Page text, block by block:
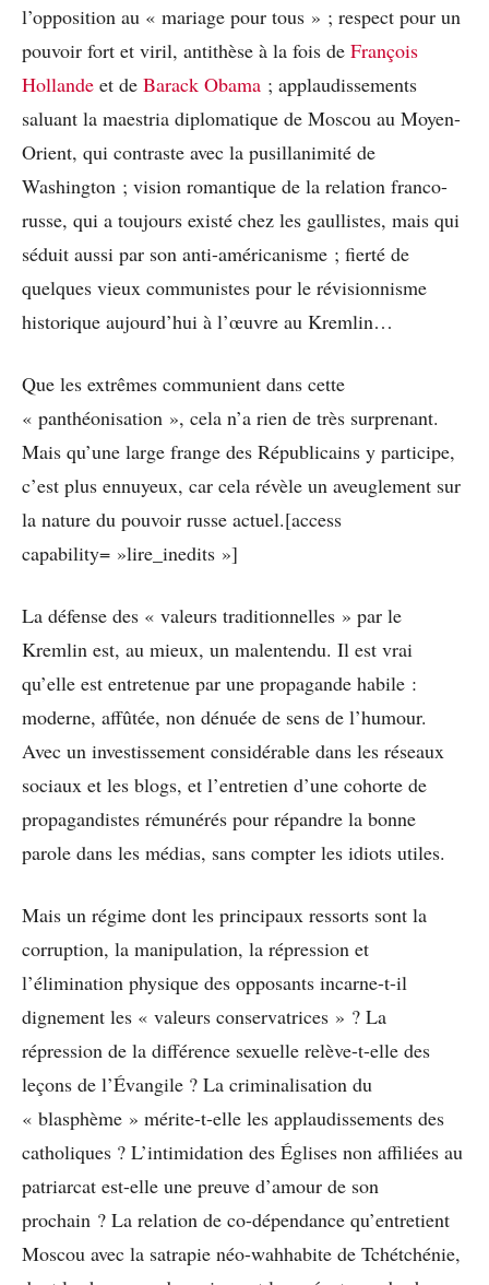
l’opposition au « mariage pour tous » ; respect pour un
pouvoir fort et viril, antithèse à la fois de François
Hollande et de Barack Obama ; applaudissements
saluant la maestria diplomatique de Moscou au Moyen-
Orient, qui contraste avec la pusillanimité de
Washington ; vision romantique de la relation franco-
russe, qui a toujours existé chez les gaullistes, mais qui
séduit aussi par son anti-américanisme ; fierté de
quelques vieux communistes pour le révisionnisme
historique aujourd’hui à l’œuvre au Kremlin…
Que les extrêmes communient dans cette
« panthéonisation », cela n’a rien de très surprenant.
Mais qu’une large frange des Républicains y participe,
c’est plus ennuyeux, car cela révèle un aveuglement sur
la nature du pouvoir russe actuel.[access
capability= »lire_inedits »]
La défense des « valeurs traditionnelles » par le
Kremlin est, au mieux, un malentendu. Il est vrai
qu’elle est entretenue par une propagande habile :
moderne, affûtée, non dénuée de sens de l’humour.
Avec un investissement considérable dans les réseaux
sociaux et les blogs, et l’entretien d’une cohorte de
propagandistes rémunérés pour répandre la bonne
parole dans les médias, sans compter les idiots utiles.
Mais un régime dont les principaux ressorts sont la
corruption, la manipulation, la répression et
l’élimination physique des opposants incarne-t-il
dignement les « valeurs conservatrices » ? La
répression de la différence sexuelle relève-t-elle des
leçons de l’Évangile ? La criminalisation du
« blasphème » mérite-t-elle les applaudissements des
catholiques ? L’intimidation des Églises non affiliées au
patriarcat est-elle une preuve d’amour de son
prochain ? La relation de co-dépendance qu’entretient
Moscou avec la satrapie néo-wahhabite de Tchétchénie,